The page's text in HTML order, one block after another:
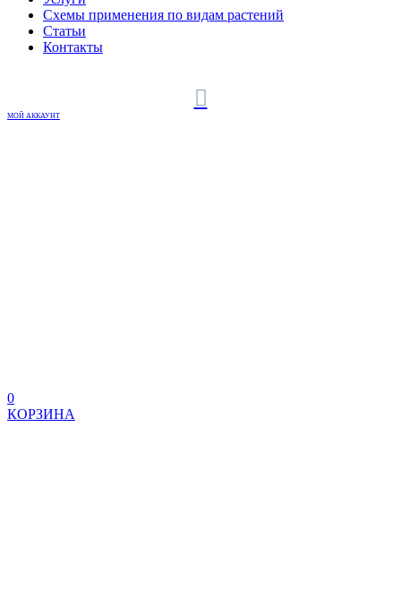
Схемы применения по видам растений
Статьи
Контакты
МОЙ АККАУНТ
0
КОРЗИНА